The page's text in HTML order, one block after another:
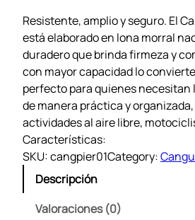
Resistente, amplio y seguro. El
está elaborado en lona morral
duradero que brinda firmeza y
con mayor capacidad lo
perfecto para quienes necesitan
de manera práctica y
actividades al aire libre,
Características:
SKU:cangpier01Category:
Descripción
Valoraciones (0)